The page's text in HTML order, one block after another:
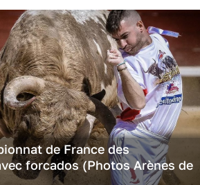
de France des
forcados (Photos Arènes de